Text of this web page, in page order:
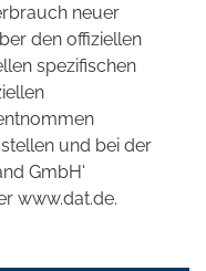
neuer
den offiziellen
spezifischen
und bei der
GmbH'
www.dat.de.